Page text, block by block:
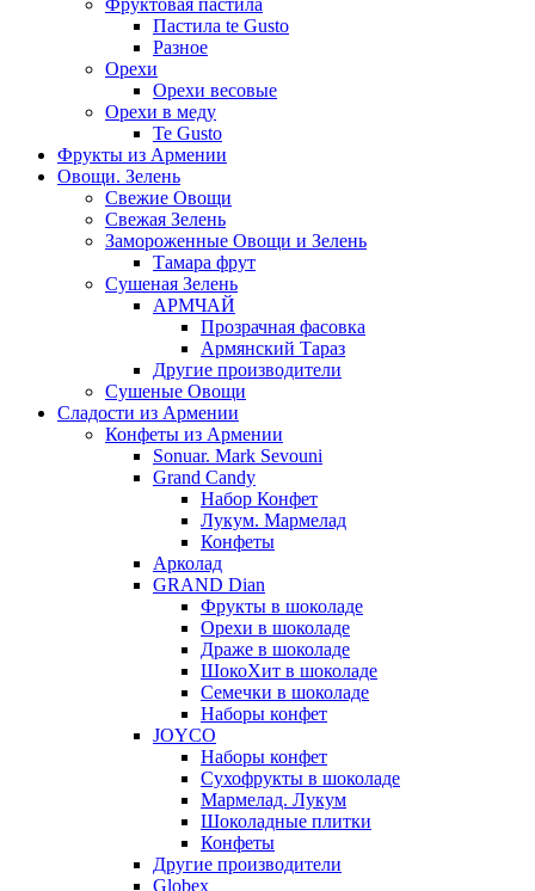
Фруктовая пастила
Пастила te Gusto
Разное
Орехи
Орехи весовые
Орехи в меду
Te Gusto
Фрукты из Армении
Овощи. Зелень
Свежие Овощи
Свежая Зелень
Замороженные Овощи и Зелень
Тамара фрут
Сушеная Зелень
АРМЧАЙ
Прозрачная фасовка
Армянский Тараз
Другие производители
Сушеные Овощи
Сладости из Армении
Конфеты из Армении
Sonuar. Mark Sevouni
Grand Candy
Набор Конфет
Лукум. Мармелад
Конфеты
Арколад
GRAND Dian
Фрукты в шоколаде
Орехи в шоколаде
Драже в шоколаде
ШокоХит в шоколаде
Семечки в шоколаде
Наборы конфет
JOYCO
Наборы конфет
Сухофрукты в шоколаде
Мармелад. Лукум
Шоколадные плитки
Конфеты
Другие производители
Globex